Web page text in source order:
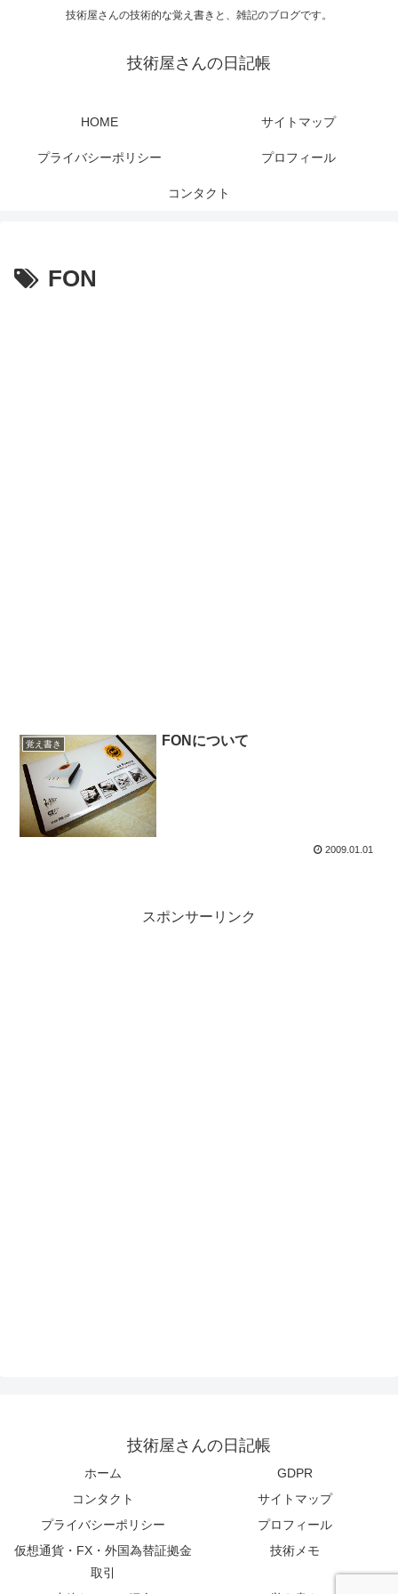
技術屋さんの技術的な覚え書きと、雑記のブログです。
技術屋さんの日記帳
HOME サイトマップ
プライバシーポリシー プロフィール
コンタクト
FON
覚え書き FONについて
2009.01.01
スポンサーリンク
技術屋さんの日記帳
ホーム
GDPR
コンタクト
サイトマップ
プライバシーポリシー
プロフィール
仮想通貨・FX・外国為替証拠金
取引
技術メモ